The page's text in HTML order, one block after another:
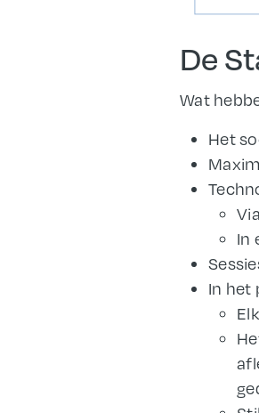
De
Wat
Het
In
In het